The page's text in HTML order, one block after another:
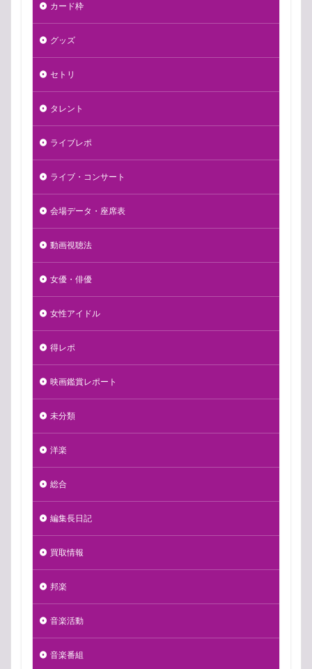
カード枠
グッズ
セトリ
タレント
ライブレポ
ライブ・コンサート
会場データ・座席表
動画視聴法
女優・俳優
女性アイドル
得レポ
映画鑑賞レポート
未分類
洋楽
総合
編集長日記
買取情報
邦楽
音楽活動
音楽番組